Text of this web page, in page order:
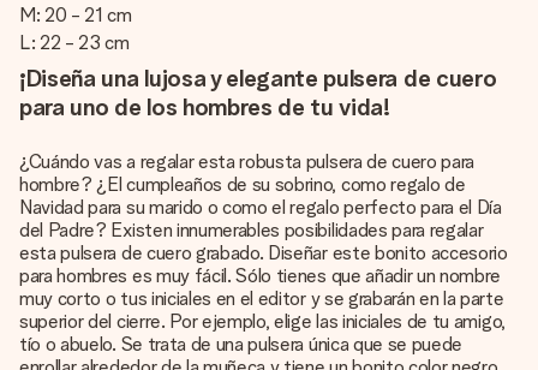
M: 20 - 21 cm
L: 22 - 23 cm
¡Diseña una lujosa y elegante pulsera de cuero
para uno de los hombres de tu vida!
¿Cuándo vas a regalar esta robusta pulsera de cuero para
hombre? ¿El cumpleaños de su sobrino, como regalo de
Navidad para su marido o como el regalo perfecto para el Día
del Padre? Existen innumerables posibilidades para regalar
esta pulsera de cuero grabado. Diseñar este bonito accesorio
para hombres es muy fácil. Sólo tienes que añadir un nombre
muy corto o tus iniciales en el editor y se grabarán en la parte
superior del cierre. Por ejemplo, elige las iniciales de tu amigo,
tío o abuelo. Se trata de una pulsera única que se puede